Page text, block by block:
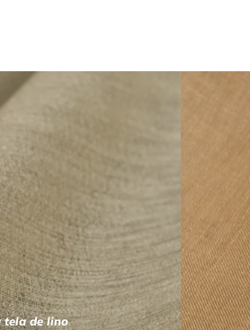
tela de lino